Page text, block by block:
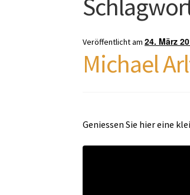
Veröffentlicht am24. März
Michael
Geniessen Sie hier eine